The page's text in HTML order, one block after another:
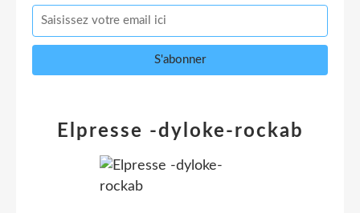
Elpresse -dyloke-rockab